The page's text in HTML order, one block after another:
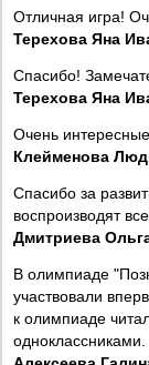
Отличная игра!
Терехова Яна
Спасибо!
Терехова Яна
Очень
Клейменова
Спасибо за
воспроизводят
Дмитриева
В олимпиаде
участвовали
к олимпиаде